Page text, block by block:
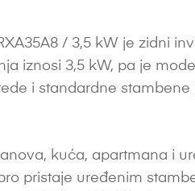
/ 3,5 kW je zidni
iznosi 3,5 kW, pa je
i standardne stambene
kuća, apartmana i
pristaje uređenim